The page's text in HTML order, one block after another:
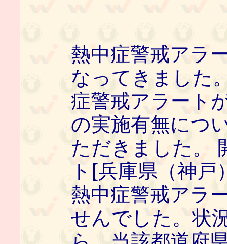
熱中症警戒アラ
なってきました
症警戒アラート
の実施有無につ
ただきました。
ト[兵庫県（神
熱中症警戒アラ
せんでした。状